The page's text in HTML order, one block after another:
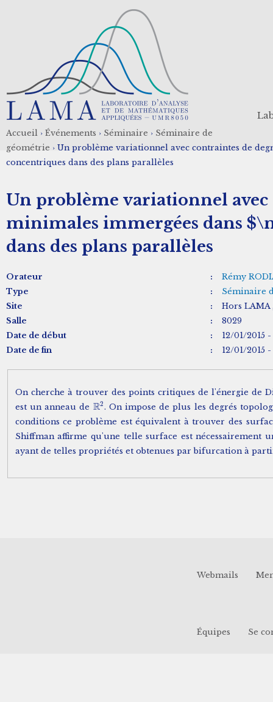
Fil
Accueil › Événements › Séminaire › Séminaire de
géométrie › Un problème variationnel avec contraintes de
concentriques dans des plans parallèles
Un problème variationnel avec
minimales immergées dans
dans des plans parallèles
Orateur :
Rémy
Type
:
Séminaire
Site
:
Hors LAMA
Salle
:
8029
Date de début
:
12/01/2015 -
Date de fin
: 12/01/2015 -
On cherche à trouver des points critiques de l'énergie de
est un anneau de R2
R2. On impose de plus les degrés
conditions ce problème est équivalent à trouver des
Shiffman affirme qu'une telle surface est nécessairement
ayant de telles propriétés et obtenues par bifurcation à
Webmails
Équipes Se